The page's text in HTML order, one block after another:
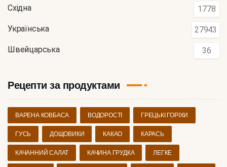
Східна 1778
Українська 27943
Швейцарська 36
Рецепти за продуктами
ВАРЕНА КОВБАСА ВОДОРОСТІ ГРЕЦЬКІ ГОРІХИ
ГУСЬ ДОЩОВИКИ КАКАО КАРАСЬ
КАЧАННИЙ САЛАТ КАЧИНА ГРУДКА ЛЕГКЕ